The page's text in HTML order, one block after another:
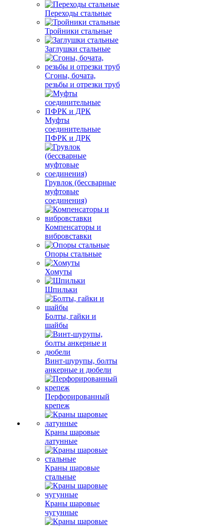
Переходы стальные
Тройники стальные
Заглушки стальные
Сгоны, бочата,
резьбы и отрезки труб
Муфты
соединительные
ПФРК и ДРК
Грувлок (бессварные
муфтовые
соединения)
Компенсаторы и
вибровставки
Опоры стальные
Хомуты
Шпильки
Болты, гайки и
шайбы
Винт-шурупы, болты
анкерные и дюбели
Перфорированный
крепеж
Краны шаровые
латунные
Краны шаровые
стальные
Краны шаровые
чугунные